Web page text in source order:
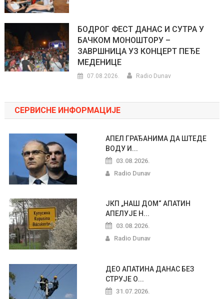
БОДРОГ ФЕСТ ДАНАС И СУТРА У
БАЧКОМ МОНОШТОРУ –
ЗАВРШНИЦА УЗ КОНЦЕРТ ПЕЂЕ
МЕДЕНИЦЕ
07.08.2026. Radio Dunav
СЕРВИСНЕ ИНФОРМАЦИЈЕ
АПЕЛ ГРАЂАНИМА ДА ШТЕДЕ
ВОДУ И...
03.08.2026.
Radio Dunav
ЈКП „НАШ ДОМ“ АПАТИН
АПЕЛУЈЕ Н...
03.08.2026.
Radio Dunav
ДЕО АПАТИНА ДАНАС БЕЗ
СТРУЈЕ О...
31.07.2026.